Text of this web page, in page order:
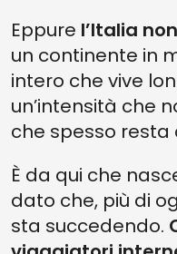
Eppure l’Italia
un continente in
intero che vive
un’intensità che
che spesso resta
È da qui che
dato che, più di
sta succedendo.